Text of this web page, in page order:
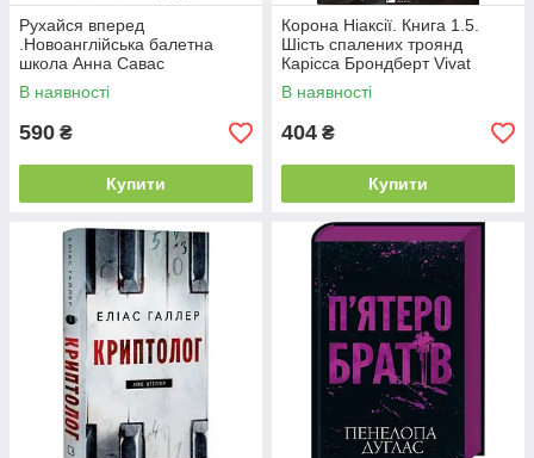
Рухайся вперед
.Новоанглійська балетна
школа Анна Савас
READBERRY
В наявності
590 ₴
Купити
Корона Ніаксії. Книга 1.5.
Шість спалених троянд
Карісса Брондберт Vivat
В наявності
404 ₴
Купити